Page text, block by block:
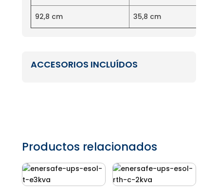
92,8 cm 35,8 cm
ACCESORIOS INCLUÍDOS
Productos relacionados